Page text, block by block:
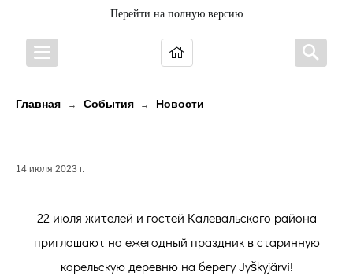
Перейти на полную версию
Главная → События → Новости
14 июля 2023 г.
22 июля жителей и гостей Калевальского района
приглашают на ежегодный праздник в старинную
карельскую деревню на берегу Jyškyjärvi!